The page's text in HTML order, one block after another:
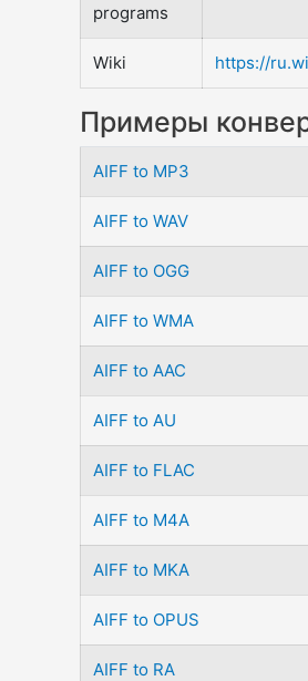
programs
Wiki https://
Примеры
AIFF to MP3
AIFF to WAV
AIFF to OGG
AIFF to WMA
AIFF to AAC
AIFF to AU
AIFF to FLAC
AIFF to M4A
AIFF to MKA
AIFF to OPUS
AIFF to RA